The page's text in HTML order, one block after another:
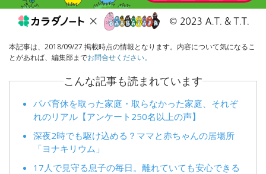
本記事は、2018/09/27 掲載時点の情報となります。内容について気になるこ
とがあれば、編集部までお問合せください。
こんな記事も読まれています
パパ育休を取った家庭・取らなかった家庭、それぞ
れのリアル【アンケート250名以上の声】
深夜2時でも駆け込める？ママと赤ちゃんの居場所
「ヨナキリウム」
17人で見守る息子の毎日。離れていても安心できる